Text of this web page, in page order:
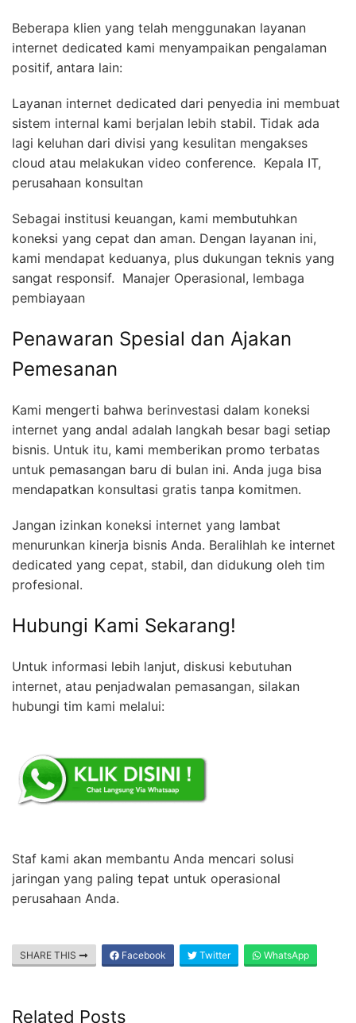
Beberapa klien yang telah menggunakan layanan
internet dedicated kami menyampaikan pengalaman
positif, antara lain:
Layanan internet dedicated dari penyedia ini membuat
sistem internal kami berjalan lebih stabil. Tidak ada
lagi keluhan dari divisi yang kesulitan mengakses
cloud atau melakukan video conference.  Kepala IT,
perusahaan konsultan
Sebagai institusi keuangan, kami membutuhkan
koneksi yang cepat dan aman. Dengan layanan ini,
kami mendapat keduanya, plus dukungan teknis yang
sangat responsif.  Manajer Operasional, lembaga
pembiayaan
Penawaran Spesial dan Ajakan
Pemesanan
Kami mengerti bahwa berinvestasi dalam koneksi
internet yang andal adalah langkah besar bagi setiap
bisnis. Untuk itu, kami memberikan promo terbatas
untuk pemasangan baru di bulan ini. Anda juga bisa
mendapatkan konsultasi gratis tanpa komitmen.
Jangan izinkan koneksi internet yang lambat
menurunkan kinerja bisnis Anda. Beralihlah ke internet
dedicated yang cepat, stabil, dan didukung oleh tim
profesional.
Hubungi Kami Sekarang!
Untuk informasi lebih lanjut, diskusi kebutuhan
internet, atau penjadwalan pemasangan, silakan
hubungi tim kami melalui:
Staf kami akan membantu Anda mencari solusi
jaringan yang paling tepat untuk operasional
perusahaan Anda.
SHARE THIS Facebook Twitter WhatsApp
Related Posts